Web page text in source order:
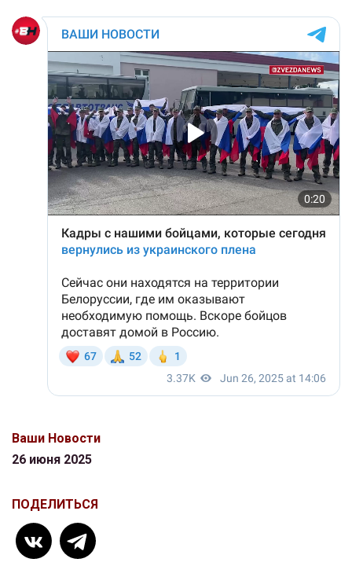
Ваши Новости
26 июня 2025
ПОДЕЛИТЬСЯ